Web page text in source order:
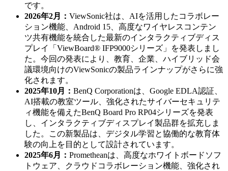
です。
2026年2月： ViewSonic社は、AIを活用したコラボレー
ション機能、Android 15、高度なワイヤレスコンテン
ツ共有機能を統合した最新のインタラクティブディス
プレイ「ViewBoard® IFP9000シリーズ」を発表しまし
た。今回の発表により、教育、企業、ハイブリッド会
議環境向けのViewSonicの製品ラインナップがさらに強
化されます。
2025年10月： BenQ Corporationは、Google EDLA認証、
AI搭載の教室ツール、強化されたサイバーセキュリテ
ィ機能を備えたBenQ Board Pro RP04シリーズを発表
し、インタラクティブディスプレイ製品群を拡充しま
した。この新製品は、デジタル学習と協働的な教育体
験の向上を目的として設計されています。
2025年6月： Prometheanは、高度なホワイトボードソフ
トウェア、クラウドコラボレーション機能、強化され